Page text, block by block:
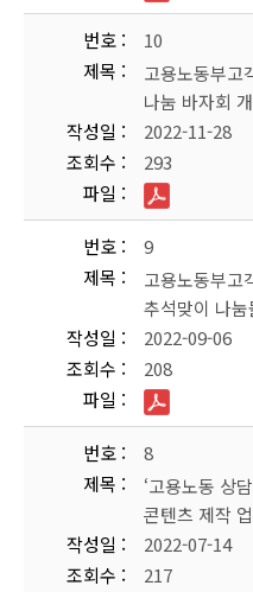
번호
10
제목
고용노동부고
나눔 바자회
작성일
2022-11-28
조회수
293
파일
번호
9
제목
고용노동부고
추석맞이 나
작성일
2022-09-06
조회수
208
파일
번호
8
제목
‘고용노동 상
콘텐츠 제작
작성일
2022-07-14
조회수
217